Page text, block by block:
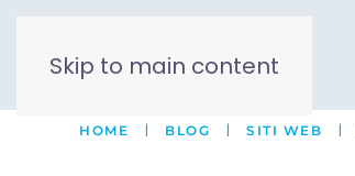
Skip to main content
HOME BLOG SITI WEB